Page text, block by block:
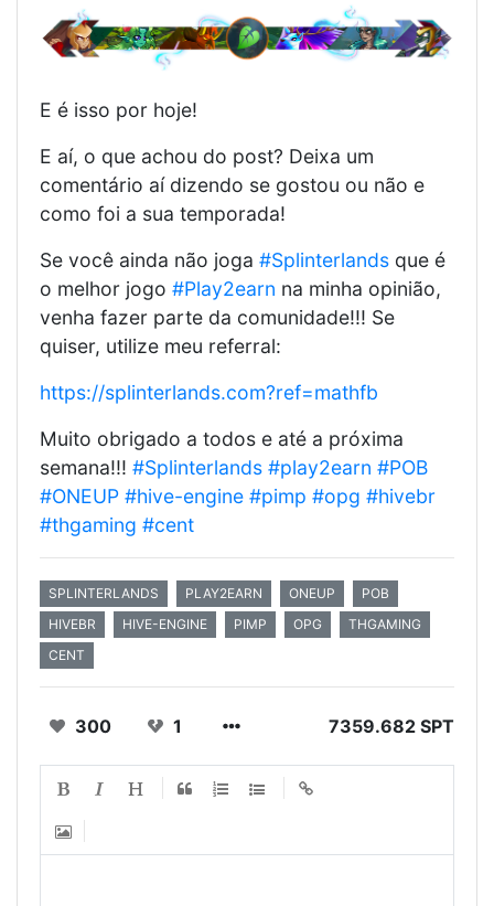
E é isso por hoje!
E aí, o que achou do post? Deixa um
comentário aí dizendo se gostou ou não e
como foi a sua temporada!
Se você ainda não joga #Splinterlands que é
o melhor jogo #Play2earn na minha opinião,
venha fazer parte da comunidade!!! Se
quiser, utilize meu referral:
https://splinterlands.com?ref=mathfb
Muito obrigado a todos e até a próxima
semana!!! #Splinterlands #play2earn #POB
#ONEUP #hive-engine #pimp #opg #hivebr
#thgaming #cent
SPLINTERLANDS PLAY2EARN ONEUP
POB
HIVEBR
HIVE-ENGINE PIMP OPG
THGAMING
CENT
300 1 7359.682 SPT